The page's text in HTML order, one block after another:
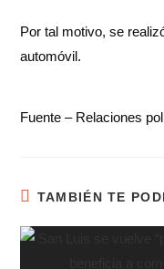
Por tal motivo, se
automóvil.
Fuente – Relaciones
TAMBIÉN TE